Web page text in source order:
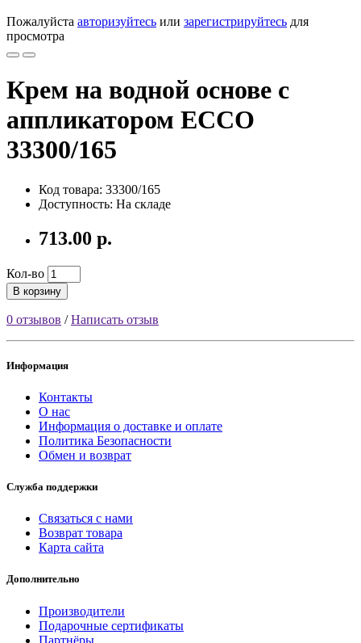
Пожалуйста авторизуйтесь или зарегистрируйтесь для
просмотра
Крем на водной основе с
аппликатором ECCO
33300/165
Код товара: 33300/165
Доступность: На складе
713.00 р.
Кол-во
В корзину
0 отзывов /Написать отзыв
Информация
Контакты
О нас
Информация о доставке и оплате
Политика Безопасности
Обмен и возврат
Служба поддержки
Связаться с нами
Возврат товара
Карта сайта
Дополнительно
Производители
Подарочные сертификаты
Партнёры